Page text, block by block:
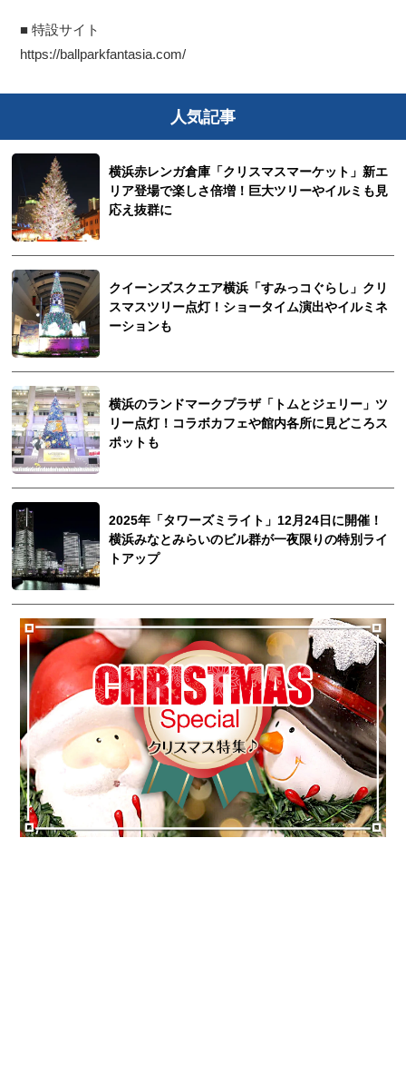
■ 特設サイト
https://ballparkfantasia.com/
人気記事
横浜赤レンガ倉庫「クリスマスマーケット」新エ
リア登場で楽しさ倍増！巨大ツリーやイルミも見
応え抜群に
クイーンズスクエア横浜「すみっコぐらし」クリ
スマスツリー点灯！ショータイム演出やイルミネ
ーションも
横浜のランドマークプラザ「トムとジェリー」ツ
リー点灯！コラボカフェや館内各所に見どころス
ポットも
2025年「タワーズミライト」12月24日に開催！
横浜みなとみらいのビル群が一夜限りの特別ライ
トアップ